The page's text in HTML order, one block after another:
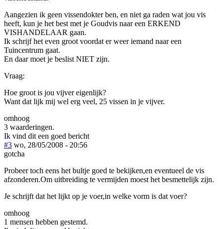
Aangezien ik geen vissendokter ben, en niet ga raden wat jou vis
heeft, kun je het best met je Goudvis naar een ERKEND
VISHANDELAAR gaan.
Ik schrijf het even groot voordat er weer iemand naar een
Tuincentrum gaat.
En daar moet je beslist NIET zijn.
Vraag:
Hoe groot is jou vijver eigenlijk?
Want dat lijk mij wel erg veel, 25 vissen in je vijver.
omhoog
3 waarderingen.
Ik vind dit een goed bericht
#3 wo, 28/05/2008 - 20:56
gotcha
Probeer toch eens het bultje goed te bekijken,en eventueel de vis
afzonderen.Om uitbreiding te vermijden moest het besmettelijk zijn.
Je schrijft dat het lijkt op je voer,in welke vorm is dat voer?
omhoog
1 mensen hebben gestemd.